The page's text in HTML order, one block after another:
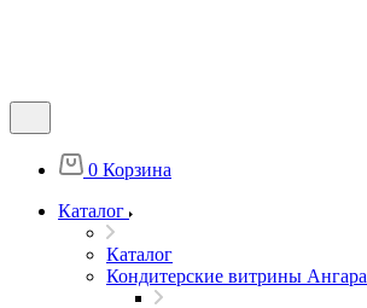
0 Корзина
Каталог
Каталог
Кондитерские витрины Ангара